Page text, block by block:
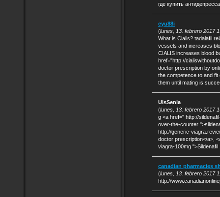
где купить
eyu88i
(lunes, 13. febrero 2017
What is Cialis? tadalafil
vessels and increases
CIALIS increases blood
href="http://
doctor prescription by
the competence to and
them until mating is
UisSenia
(lunes, 13. febrero 2017
g <a href=" http://
over-the-counter
http://generic-
doctor prescription</a>,
viagra-100mg ">Sildenafil
canadian pharmacies
(lunes, 13. febrero 2017
http://